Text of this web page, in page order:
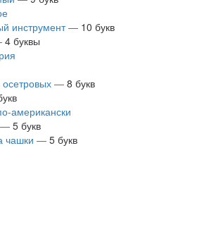
инструмент — 10 букв
4 буквы
осетровых — 8 букв
американски
— 5 букв
чашки —5 букв